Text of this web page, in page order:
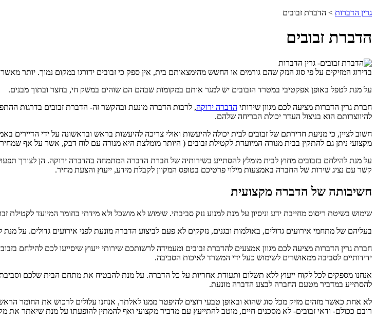
גרין הדברות > הדברת זבובים
הדברת זבובים
בדירוג המזיקים על פי סוג הנזק שהם גורמים או החשש מהימצאותם בית, אין ספק כי זבובים ידורגו במקום נמוך. יותר
על מנת לטפל באופן אפקטיבי במטרד הזבובים יש למגר אותם במקומות שבהם הם שוהים במשק חי, בחצר ובתוך מבנים.
חברת גרין הדברות מציעה לכם מגוון שירותי הדברה ירוקה, לרבות הדברה מונעת ובהקשר זה- הדברת זבובים בדרגות
להיווצרותם הוא בניצול העדר יכולת הבריחה שלהם.
חשוב לציין, כי מניעת חדירתם של זבובים לבית יכולה להיעשות ואולי צריכה להיעשות בראש ובראשונה על ידי
מקצועי ניתן גם להתקין בבית מנורה המיועדת לקטילת זבובים ( היותר מומלצת היא מנורה עם לוח דבק, אשר על אף
על מנת להילחם בזבובים מחוץ לבית מומלץ להסתייע בשירותיה של חברת הדברה המתמחה בהדברה ירוקה. הן לצורך תפעול
קשר עם נציג שירות של החברה באמצעות מילוי פרטיכם בטופס המקוון לקבלת מידע, ייעוץ והצעת מחיר.
חשיבותה של הדברה מקצועית
שימוש בשיטת ריסוס מחייבת ידע וניסיון על מנת למנוע נזק סביבתי. שימוש לא מושכל ולא מידתי בחומר המיועד
בעליהם של מתחמי אירועים גדולים, באולמות ובגנים, נזקקים לא פעם לביצוע הדברה מונעת לפני אירועים גדולים. על
חברת גרין הדברות מציעה לכם מגוון אמצעים להדברת זבובים ומעמידה לרשותכם שירותי ייעוץ שיסייעו לכם להילחם
ידידותיים לסביבה ממאושרים לשימוש כעל ידי המשרד לאיכות הסביבה.
אנחנו מספקים לכל לקוח ייעוץ ללא תשלום ותעודת אחריות על כל הדברה. על מנת להבטיח את מתחם הבית שלכם וסביבתו
להסתייע במדביר מטעם החברה לבצע הדברה מונעת.
לא אחת כאשר מזהים מזיק מכל סוג שהוא ובאופן טבעי רוצים להיפטר ממנו לאלתר, אנחנו עלולים לרכוש את החומר
רובם ככולם- ודאי זבובים- לא מסכנים חיים, מוטב להתייעץ עם מדביר מקצועי ואף להמתין להופעתו על מנת שיאתר את